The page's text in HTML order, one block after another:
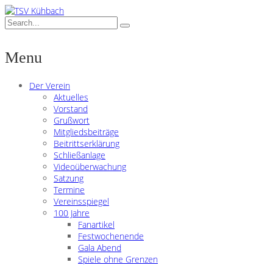
Menu
Der Verein
Aktuelles
Vorstand
Grußwort
Mitgliedsbeiträge
Beitrittserklärung
Schließanlage
Videoüberwachung
Satzung
Termine
Vereinsspiegel
100 Jahre
Fanartikel
Festwochenende
Gala Abend
Spiele ohne Grenzen